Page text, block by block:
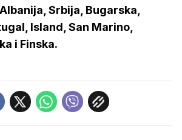
Albanija, Srbija, Bugarska,
Island, San Marino,
i Finska.